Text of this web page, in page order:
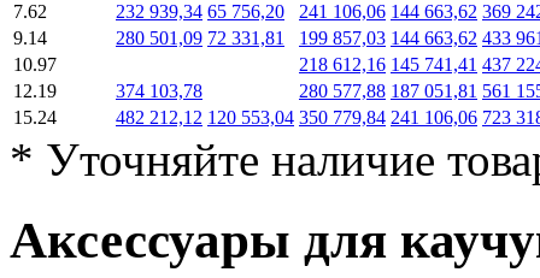
7.62
232 939,34 65 756,20 241 106,06 144 663,62 369
9.14
280 501,09 72 331,81 199 857,03 144 663,62 433
10.97
218 612,16 145 741,41 437
12.19
374 103,78 280 577,88 187 051,81 561
15.24
482 212,12 120 553,04 350 779,84 241 106,06 723
* Уточняйте наличие
Аксессуары для